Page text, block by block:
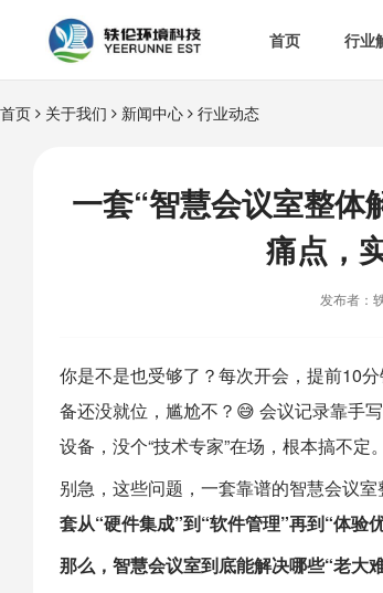
首页 行业
& 智慧食安
热门解决方
首页 关于我们 新闻中心 行业动态
一套“智慧会议室整体
痛点，
发布者：
你是不是也受够了？每次开会，提前10
备还没就位，尴尬不？😅 会议记录靠手
设备，没个“技术专家”在场，根本搞不定。
别急，这些问题，一套靠谱的智慧会议
套从“硬件集成”到“软件管理”再到“体验
那么，智慧会议室到底能解决哪些“老大